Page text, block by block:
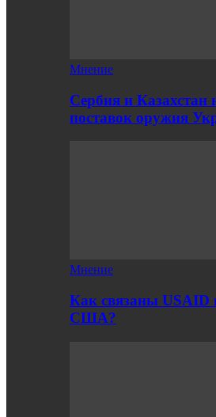
Мнение
Сербия и Казахстан
поставок оружия
Мнение
Как связаны USAID
США?